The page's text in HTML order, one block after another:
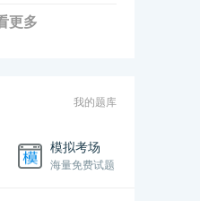
更多
我的题库
模拟考场
海量免费试题